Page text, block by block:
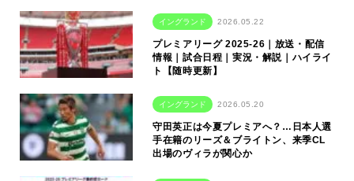
イングランド 2026.05.22
プレミアリーグ 2025-26｜放送・配信
情報｜試合日程｜実況・解説｜ハイライ
ト【随時更新】
イングランド 2026.05.20
守田英正は今夏プレミアへ？…日本人選
手在籍のリーズ＆ブライトン、来季CL
出場のヴィラが関心か